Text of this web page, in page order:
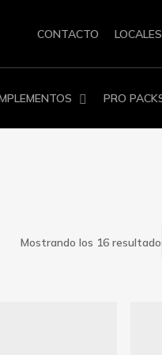
CONTACTO LOCALES
PRO
Mostrando los 16